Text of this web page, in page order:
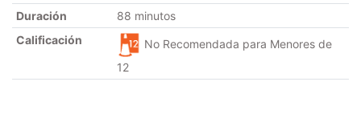
Duración
88 minutos
Calificación
No Recomendada para Menores de
12